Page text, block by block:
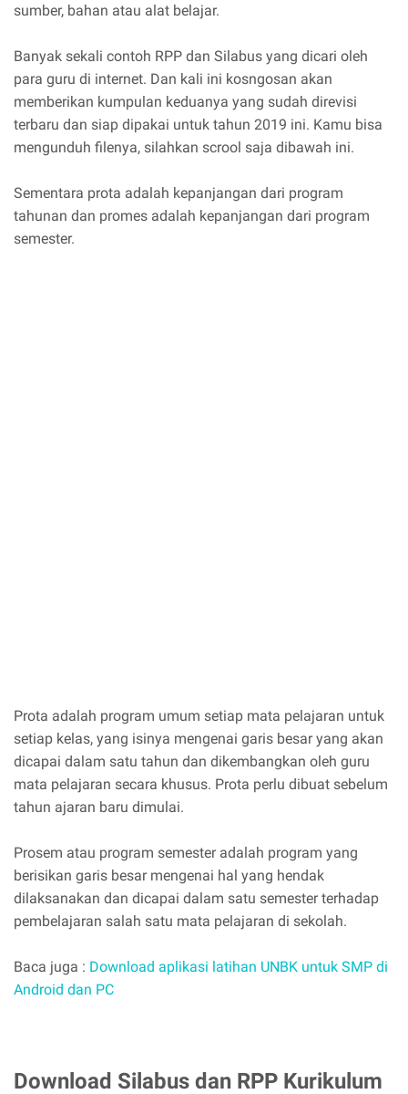
sumber, bahan atau alat belajar.
Banyak sekali contoh RPP dan Silabus yang dicari oleh
para guru di internet. Dan kali ini kosngosan akan
memberikan kumpulan keduanya yang sudah direvisi
terbaru dan siap dipakai untuk tahun 2019 ini. Kamu bisa
mengunduh filenya, silahkan scrool saja dibawah ini.
Sementara prota adalah kepanjangan dari program
tahunan dan promes adalah kepanjangan dari program
semester.
Prota adalah program umum setiap mata pelajaran untuk
setiap kelas, yang isinya mengenai garis besar yang akan
dicapai dalam satu tahun dan dikembangkan oleh guru
mata pelajaran secara khusus. Prota perlu dibuat sebelum
tahun ajaran baru dimulai.
Prosem atau program semester adalah program yang
berisikan garis besar mengenai hal yang hendak
dilaksanakan dan dicapai dalam satu semester terhadap
pembelajaran salah satu mata pelajaran di sekolah.
Baca juga : Download aplikasi latihan UNBK untuk SMP di
Android dan PC
Download Silabus dan RPP Kurikulum